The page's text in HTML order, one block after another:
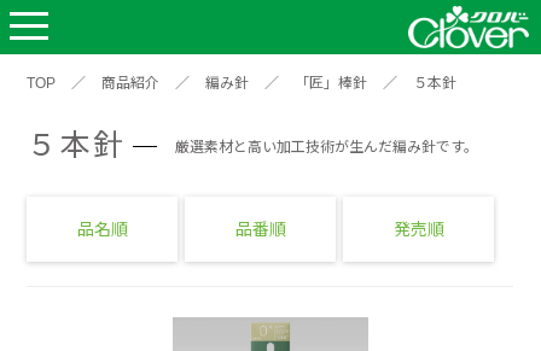
TOP ／ 商品紹介 ／ 編み針 ／ 「匠」棒針 ／ ５本針
５本針 厳選素材と高い加工技術が生んだ編み針です。
品名順 品番順 発売順